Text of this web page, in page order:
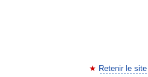
Retenir le site